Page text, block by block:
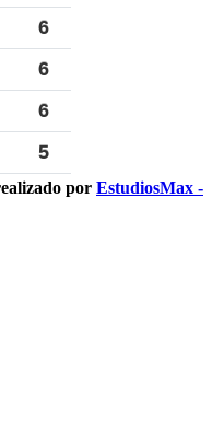
por EstudiosMax -